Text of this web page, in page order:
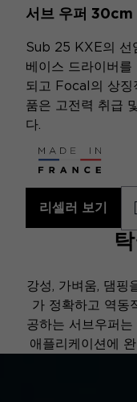
서브 우퍼 30cm
Sub 25 KXE의 선
베이스 드라이버를
되고 Focal의 상징
품은 고전력 취급
다.
리셀러 보기
강성, 가벼움, 댐핑
가 정확하고 역동
공하는 서브우퍼
애플리케이션에